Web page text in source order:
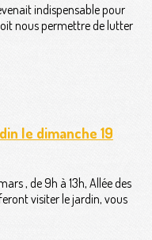
indispensable pour
nous permettre de lutter
le dimanche 19
, de 9h à 13h, Allée des
visiter le jardin, vous